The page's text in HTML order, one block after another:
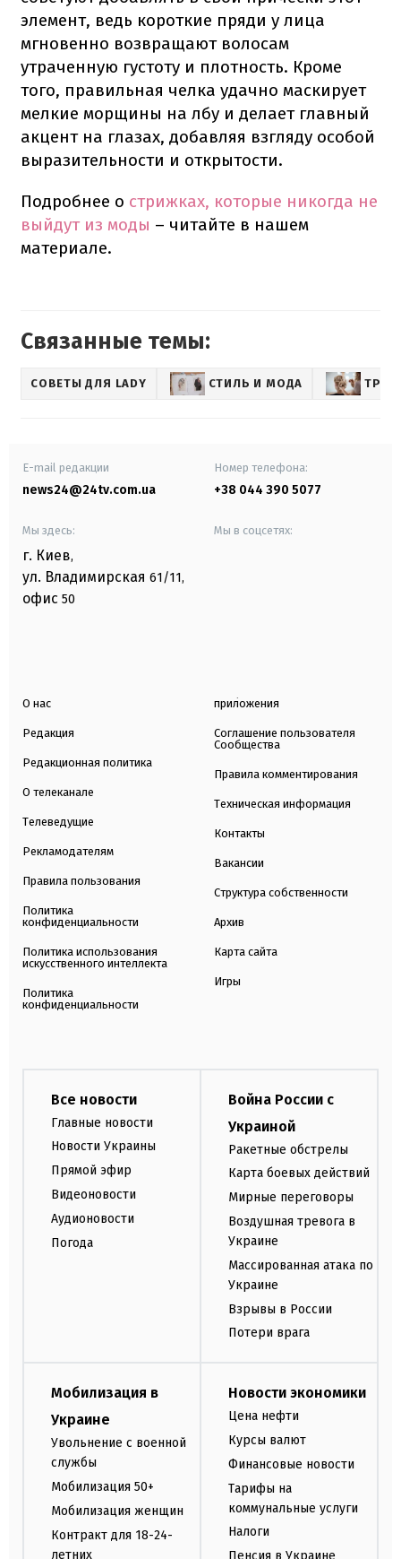
элемент, ведь короткие пряди у лица
мгновенно возвращают волосам
утраченную густоту и плотность. Кроме
того, правильная челка удачно маскирует
мелкие морщины на лбу и делает главный
акцент на глазах, добавляя взгляду особой
выразительности и открытости.
Подробнее о стрижках, которые никогда не
выйдут из моды – читайте в нашем
материале.
Связанные темы:
СОВЕТЫ ДЛЯ LADY СТИЛЬ И МОДА
E-mail редакции
news24@24tv.com.ua
Номер телефона:
+38 044 390 5077
Мы здесь:
г. Киев,
ул. Владимирская 61/11,
офис 50
Мы в соцсетях:
О нас
Редакция
Редакционная политика
О телеканале
Телеведущие
Рекламодателям
Правила пользования
Политика
конфиденциальности
Политика использования
искусственного интеллекта
Политика
конфиденциальности
приложения
Соглашение пользователя
Сообщества
Правила комментирования
Техническая информация
Контакты
Вакансии
Структура собственности
Архив
Карта сайта
Игры
Все новости
Главные новости
Новости Украины
Прямой эфир
Видеоновости
Аудионовости
Погода
Война России с
Украиной
Ракетные обстрелы
Карта боевых действий
Мирные переговоры
Воздушная тревога в
Украине
Массированная атака по
Украине
Взрывы в России
Потери врага
Мобилизация в
Украине
Увольнение с военной
службы
Мобилизация 50+
Мобилизация женщин
Контракт для 18-24-
летних
Новости экономики
Цена нефти
Курсы валют
Финансовые новости
Тарифы на
коммунальные услуги
Налоги